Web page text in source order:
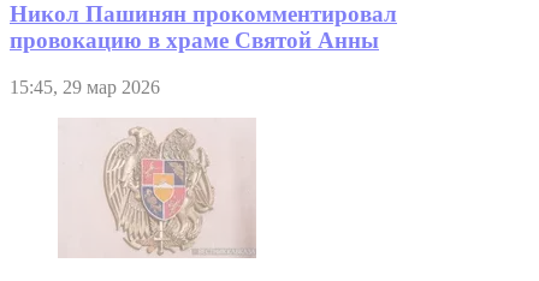
Никол Пашинян прокомментировал
провокацию в храме Святой Анны
15:45, 29 мар 2026